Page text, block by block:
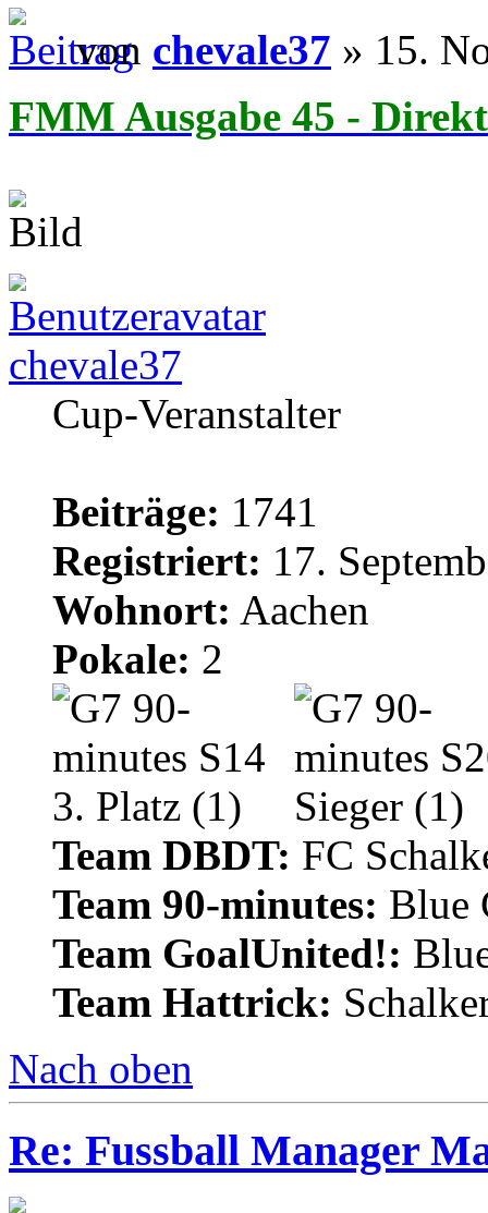
von chevale37 » 15.
FMM Ausgabe 45 -
chevale37
Cup-Veranstalter
Beiträge: 1741
Registriert: 17.
Wohnort: Aachen
Pokale: 2
Team DBDT: FC
Team 90-minutes: Blue
Team GoalUnited!:
Team Hattrick:
Nach oben
Re: Fussball Manager